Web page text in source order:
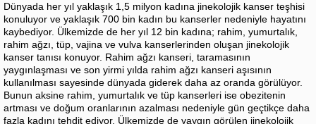
Dünyada her yıl yaklaşık 1,5 milyon kadına jinekolojik kanser teşhisi
konuluyor ve yaklaşık 700 bin kadın bu kanserler nedeniyle hayatını
kaybediyor. Ülkemizde de her yıl 12 bin kadına; rahim, yumurtalık,
rahim ağzı, tüp, vajina ve vulva kanserlerinden oluşan jinekolojik
kanser tanısı konuyor. Rahim ağzı kanseri, taramasının
yaygınlaşması ve son yirmi yılda rahim ağzı kanseri aşısının
kullanılması sayesinde dünyada giderek daha az oranda görülüyor.
Bunun aksine rahim, yumurtalık ve tüp kanserleri ise obezitenin
artması ve doğum oranlarının azalması nedeniyle gün geçtikçe daha
fazla kadını tehdit ediyor. Ülkemizde de yaygın görülen jinekolojik